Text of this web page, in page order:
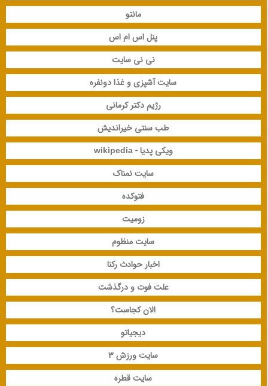
مانتو
پنل اس ام اس
نی نی سایت
سایت آشپزی و غذا دونفره
رژیم دکتر کرمانی
طب سنتی خیراندیش
ویکی پدیا - wikipedia
سایت نمناک
فتوکده
زومیت
سایت منظوم
اخبار حوادث رکنا
علت فوت و درگذشت
الان کجاست؟
دیجیاتو
سایت ورزش 3
سایت قطره